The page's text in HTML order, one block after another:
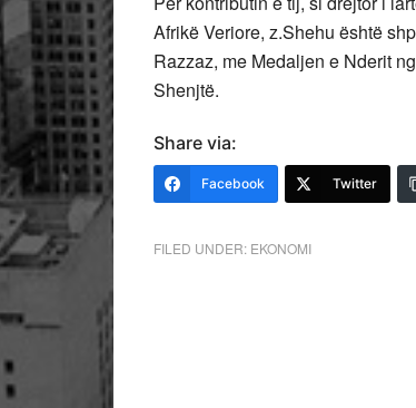
Afrikë Veriore, z.Shehu është
Razzaz, me Medaljen e Nderit
Shenjtë.
Share via:
Facebook Twitter
FILED UNDER: EKONOMI